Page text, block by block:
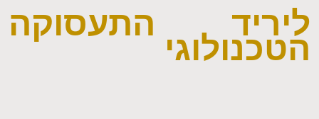
ליריד התעסוקה
הטכנולוגי